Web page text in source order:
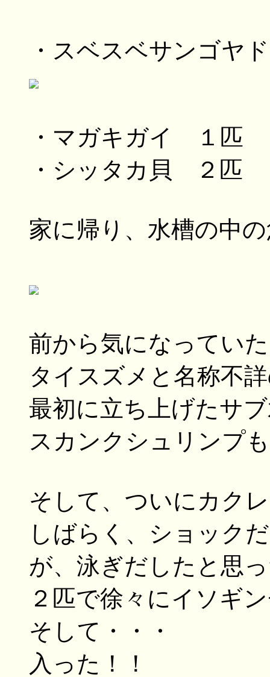
・スベスベサンゴヤ
・マガキガイ １匹
・シッタカ貝 ２匹
家に帰り、水槽の中
前から気になってい
タイスズメと名称不
最初に立ち上げたサ
スカンクシュリンプ
そして、ついにカク
しばらく、ショック
が、泳ぎだしたと思
２匹で徐々にイソギ
そして・・・
入った！！